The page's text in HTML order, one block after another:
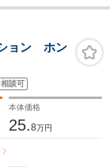
ョン ホン
談可
本体価格
25.8万円